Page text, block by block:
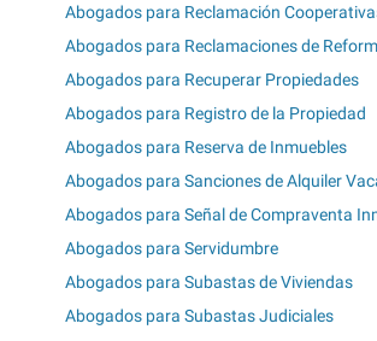
Abogados para Reclamación
Abogados para Reclamaciones de
Abogados para Recuperar Propiedades
Abogados para Registro de la Propiedad
Abogados para Reserva de Inmuebles
Abogados para Sanciones de Alquiler
Abogados para Señal de Compraventa
Abogados para Servidumbre
Abogados para Subastas de Viviendas
Abogados para Subastas Judiciales